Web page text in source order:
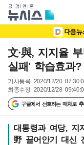
文·與, 지지율
실패' 학습효과?
기사등록 2020/12/20
최종수정 2020/12/28
구글에서 선호하는 매체로 추
대통령과 여당, 지
野 끌어안기 대신